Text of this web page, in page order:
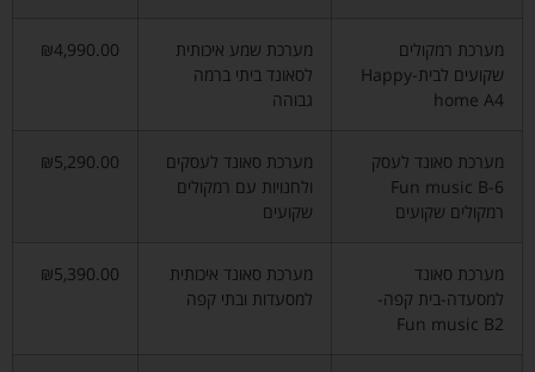
מערכת רמקולים
שקועים לבית-Happy
home A4
מערכת שמע איכותית
לסאונד ביתי ברמה
גבוהה
₪4,990.00
מערכת סאונד לעסק
Fun music B-6
רמקולים שקועים
מערכת סאונד לעסקים
ולחנויות עם רמקולים
שקועים
₪5,290.00
מערכת סאונד
למסעדה-בית קפה-
Fun music B2
מערכת סאונד איכותית
למסעדות ובתי קפה
₪5,390.00